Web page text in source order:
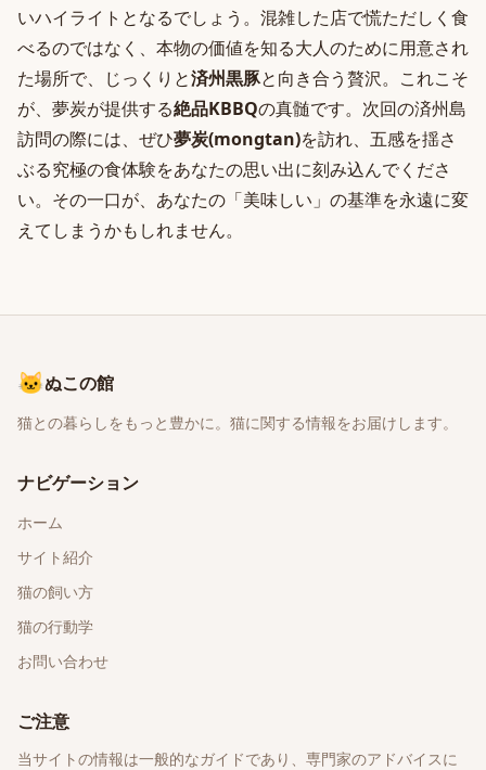
いハイライトとなるでしょう。混雑した店で慌ただしく食
べるのではなく、本物の価値を知る大人のために用意され
た場所で、じっくりと済州黒豚と向き合う贅沢。これこそ
が、夢炭が提供する絶品KBBQの真髄です。次回の済州島
訪問の際には、ぜひ夢炭(mongtan)を訪れ、五感を揺さ
ぶる究極の食体験をあなたの思い出に刻み込んでくださ
い。その一口が、あなたの「美味しい」の基準を永遠に変
えてしまうかもしれません。
🐱ぬこの館
猫との暮らしをもっと豊かに。猫に関する情報をお届けします。
ナビゲーション
ホーム
サイト紹介
猫の飼い方
猫の行動学
お問い合わせ
ご注意
当サイトの情報は一般的なガイドであり、専門家のアドバイスに